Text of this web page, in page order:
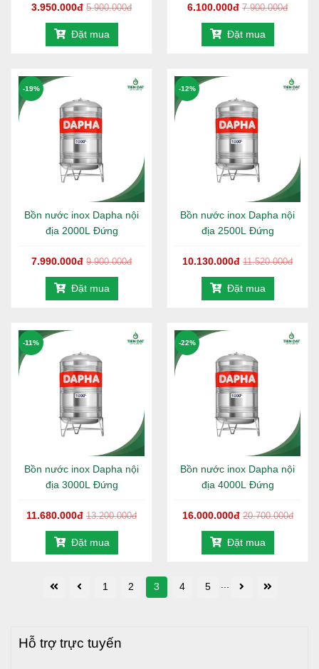
3.950.000đ 5.900.000đ
Đặt mua
6.100.000đ 7.900.000đ
Đặt mua
Bồn nước inox Dapha nội
địa 2000L Đứng
7.990.000đ 9.900.000đ
-19%
Đặt mua
Bồn nước inox Dapha nội
địa 2500L Đứng
10.130.000đ 11.520.000đ
-12%
Đặt mua
Bồn nước inox Dapha nội
địa 3000L Đứng
11.680.000đ 13.200.000đ
-11%
Đặt mua
Bồn nước inox Dapha nội
địa 4000L Đứng
16.000.000đ 20.700.000đ
-22%
Đặt mua
1 2 3 4 5
Hỗ trợ trực tuyến